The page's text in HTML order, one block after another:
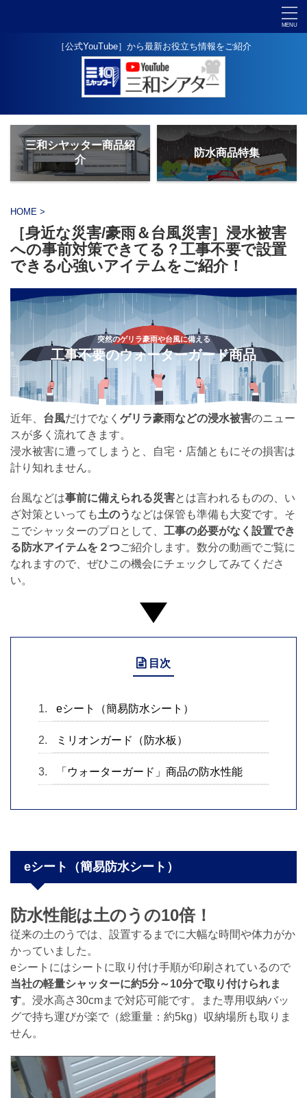
［公式YouTube］から最新お役立ち情報をご紹介
三和シヤッター商品紹
介
防水商品特集
HOME >
［身近な災害/豪雨＆台風災害］浸水被害
への事前対策できてる？工事不要で設置
できる心強いアイテムをご紹介！
突然のゲリ ラ豪雨や台風に備え る
工事不要のウォーターガード商品
近年、 台風だけでなく ゲリラ豪雨などの浸水被害のニュー
スが多く流れてきます。
浸水被害に遭ってしまうと、自宅・店舗ともにその損害は
計り知れません。
台風などは事前に備えられる災害とは言われるものの、い
ざ対策といっても土のう などは保管も準備も大変です。そ
こでシャッターのプロとして、 工事の必要がなく設置でき
る防水アイテムを２つご紹介します。数分の動画でご覧に
なれますので、ぜひこの機会にチェックしてみてくださ
い。
目次
eシート（簡易防水シート）
ミリオンガード（防水板）
「ウォーターガード」商品の防水性能
eシート（簡易防水シート）
防水性能は土のうの10倍！
従来の土のうでは、設置するまでに大幅な時間や体力がか
かっていました。
eシートにはシートに取り付け手順が印刷されているので
当社の軽量シャッターに約5分～10分で取り付けられま
す。浸水高さ30cmまで対応可能です。また専用収納バッ
グで持ち運びが楽で（総重量：約5kg）収納場所も取りま
せん。